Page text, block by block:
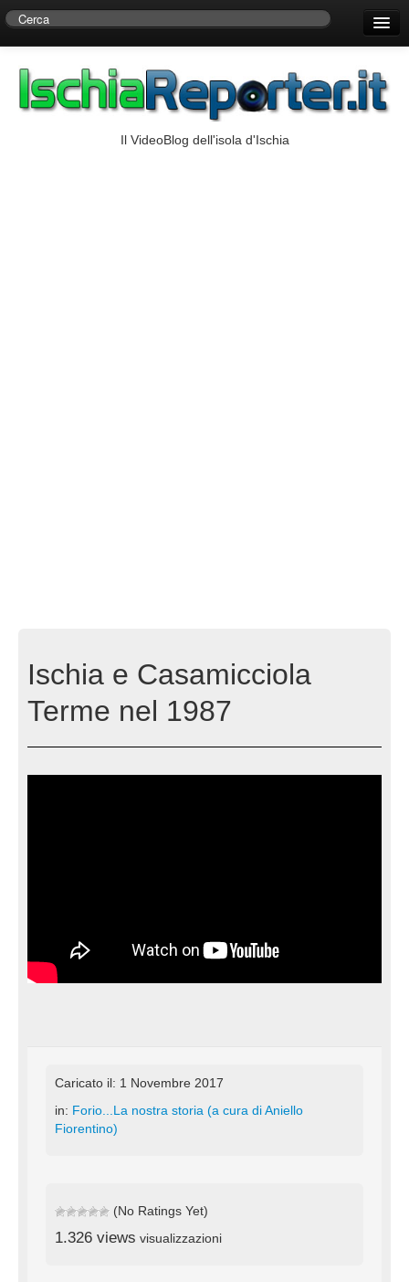
Centro di Ricerche Storiche D’Ambra
Il VideoBlog dell'isola d'Ischia
Ischia e Casamicciola
Terme nel 1987
Caricato il: 1 Novembre 2017
in: Forio...La nostra storia (a cura di Aniello
Fiorentino)
(No Ratings Yet)
1.326 views visualizzazioni